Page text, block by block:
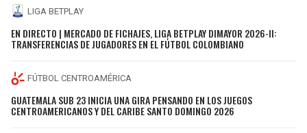
LIGA BETPLAY
EN DIRECTO | MERCADO DE FICHAJES, LIGA BETPLAY DIMAYOR 2026-II:
TRANSFERENCIAS DE JUGADORES EN EL FÚTBOL COLOMBIANO
FÚTBOL CENTROAMÉRICA
GUATEMALA SUB 23 INICIA UNA GIRA PENSANDO EN LOS JUEGOS
CENTROAMERICANOS Y DEL CARIBE SANTO DOMINGO 2026